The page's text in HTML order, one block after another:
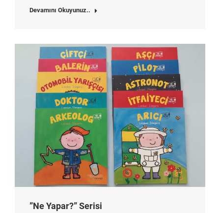
Devamını Okuyunuz..
”Ne Yapar?” Serisi